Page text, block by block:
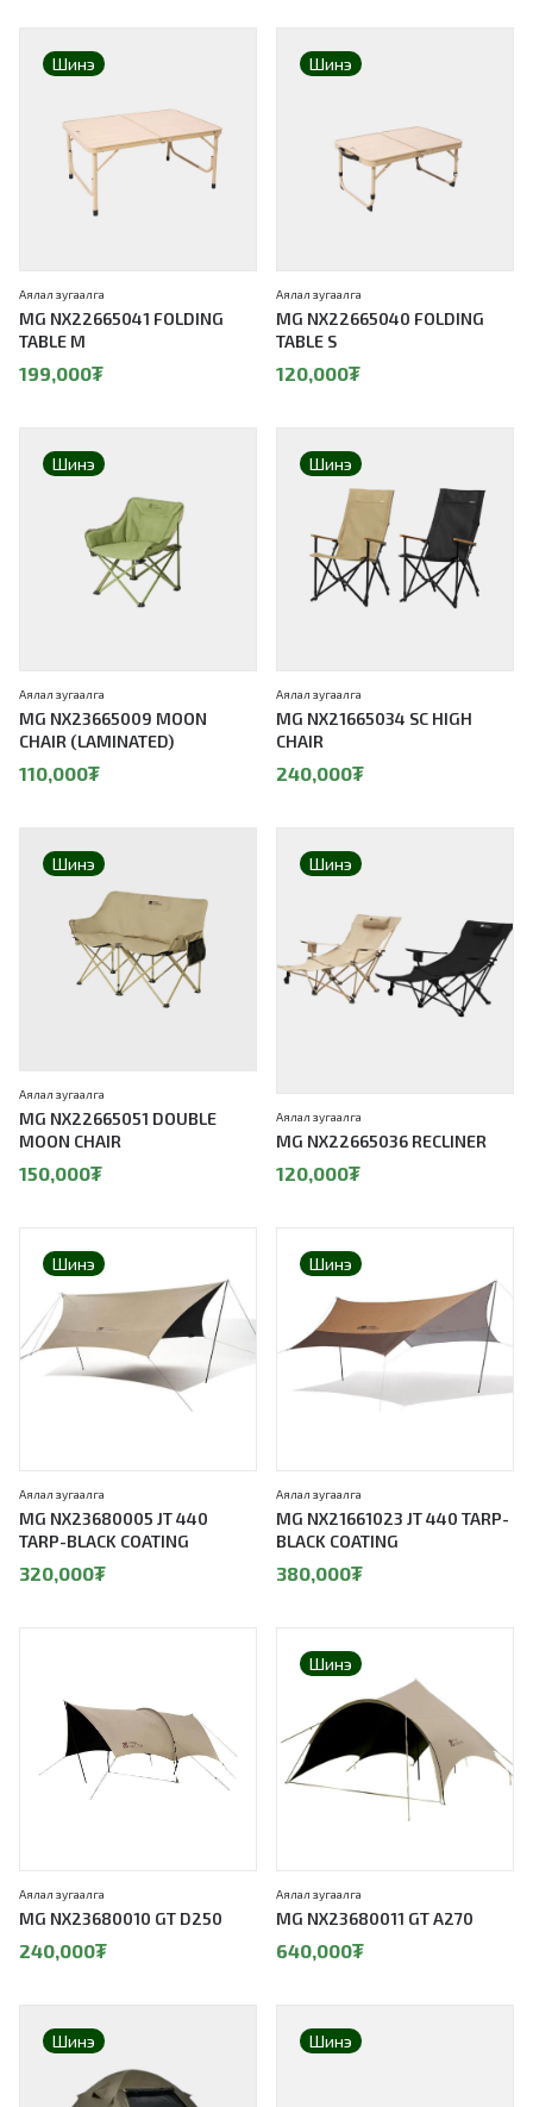
Шинэ
MG NX22665041 FOLDING
TABLE M
Аялал зугаалга
199,000₮
Шинэ
MG NX22665040 FOLDING
TABLE S
Аялал зугаалга
120,000₮
Шинэ
MG NX23665009 MOON
CHAIR (LAMINATED)
Аялал зугаалга
110,000₮
Шинэ
MG NX21665034 SC HIGH
CHAIR
Аялал зугаалга
240,000₮
Шинэ
MG NX22665051 DOUBLE
MOON CHAIR
Аялал зугаалга
150,000₮
Шинэ
MG NX22665036 RECLINER
Аялал зугаалга
120,000₮
Шинэ
MG NX23680005 JT 440
TARP-BLACK COATING
Аялал зугаалга
320,000₮
Шинэ
MG NX21661023 JT 440 TARP-
BLACK COATING
Аялал зугаалга
380,000₮
MG NX23680010 GT D250
Аялал зугаалга
240,000₮
Шинэ
MG NX23680011 GT A270
Аялал зугаалга
640,000₮
Шинэ Шинэ